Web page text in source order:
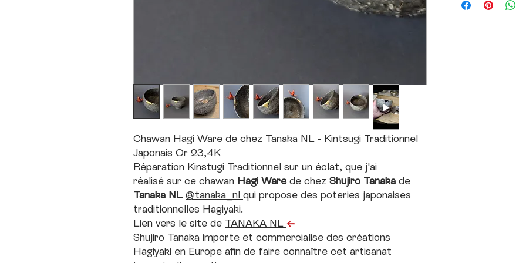
Chawan Hagi Ware de chez Tanaka NL - Kintsugi Traditionnel
Japonais Or 23,4K
Réparation Kinstugi Traditionnel sur un éclat, que j'ai
réalisé sur ce chawan Hagi Warede chez Shujiro Tanaka de
Tanaka NL @tanaka_nl qui propose des poteries japonaises
traditionnelles Hagiyaki.
Lien vers le site de TANAKA NL ←
Shujiro Tanaka importe et commercialise des créations
Hagiyaki en Europe afin de faire connaître cet artisanat
alimentaire.